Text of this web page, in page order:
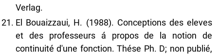
Verlag.
El Bouaizzaui, H. (1988). Conceptions des eleves
et des professeurs á propos de la notion de
continuité d'une fonction. Thése Ph. D; non publié,